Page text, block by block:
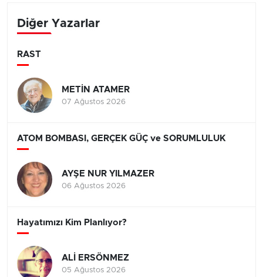
Diğer Yazarlar
RAST
METİN ATAMER
07 Ağustos 2026
ATOM BOMBASI, GERÇEK GÜÇ ve SORUMLULUK
AYŞE NUR YILMAZER
06 Ağustos 2026
Hayatımızı Kim Planlıyor?
ALİ ERSÖNMEZ
05 Ağustos 2026